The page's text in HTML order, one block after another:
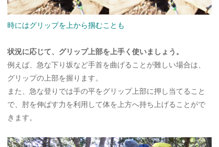
時にはグリップを上から掴むことも
状況に応じて、グリップ上部を上手く使いましょう。
例えば、急な下り坂など手首を曲げることが難しい場合は、
グリップの上部を握ります。
また、急な登りでは手の平をグリップ上部に押し当てること
で、肘を伸ばす力を利用して体を上方へ持ち上げることがで
きます。